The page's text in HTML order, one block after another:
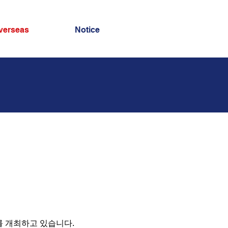
Notice
개최하고 있습니다.